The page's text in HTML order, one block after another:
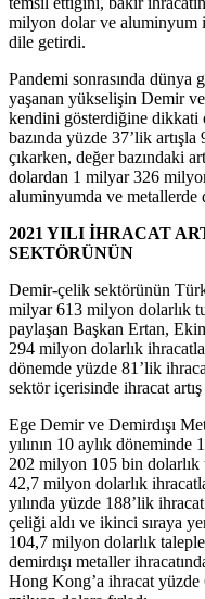
milyon dolar ve aluminyum
dile getirdi.
Pandemi sonrasında dünya
yaşanan yükselişin Demir
kendini gösterdiğine dikkati
bazında yüzde 37’lik
çıkarken, değer bazındaki
dolardan 1 milyar 326
aluminyumda ve metallerde
2021 YILI İHRACAT
SEKTÖRÜNÜN
Demir-çelik sektörünün
milyar 613 milyon dolarlık
paylaşan Başkan Ertan,
294 milyon dolarlık
dönemde yüzde 81’lik
sektör içerisinde ihracat
Ege Demir ve Demirdışı
yılının 10 aylık döneminde
202 milyon 105 bin dolarlık
42,7 milyon dolarlık
yılında yüzde 188’lik
çeliği aldı ve ikinci sıraya
104,7 milyon dolarlık
demirdışı metaller
Hong Kong’a ihracat yüzde